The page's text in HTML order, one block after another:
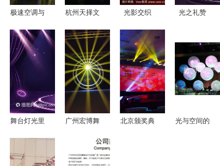
极速空调与
成 探索现
代舞台桁架
的多元设备
租赁魅力
杭州天择文
造极致舞台
的灯光音响
与彩砖租赁
服务
光影交织
音乐会舞台
照明中的艺
术革命
光之礼赞
台的迷人时
刻
舞台灯光里
广州宏博舞
光影点亮舞
北京颁奖典
光与空间的